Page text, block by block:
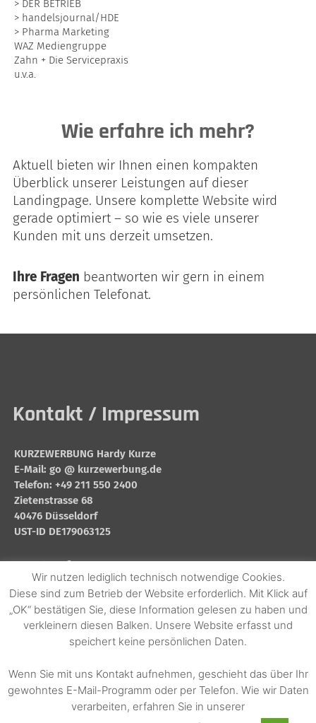
> DER BETRIEB
> handelsjournal/HDE
> Pharma Marketing
WAZ Mediengruppe
Zahn + Die Servicepraxis
u.v.a.
Wie erfahre ich mehr?
Aktuell bieten wir Ihnen einen kompakten
Überblick unserer Leistungen auf dieser
Landingpage. Unsere komplette Website wird
gerade optimiert – so wie es viele unserer
Kunden mit uns derzeit umsetzen.
Ihre Fragen beantworten wir gern in einem
persönlichen Telefonat.
Kontakt / Impressum
KURZEWERBUNG Hardy Kurze
E-Mail: go @ kurzewerbung.de
Telefon: +49 211 550 2400
Zietenstrasse 68
40476 Düsseldorf
UST-ID DE179063125
Copyright © 2025
Impressum>>
Datenschutz>>
Wir nutzen lediglich technisch notwendige Cookies.
Diese sind zum Betrieb der Website erforderlich. Mit Klick auf
„OK“ bestätigen Sie, diese Information gelesen zu haben und
verkleinern diesen Balken. Unsere Website erfasst und
speichert keine persönlichen Daten.
Wenn Sie mit uns Kontakt aufnehmen, geschieht das über Ihr
gewohntes E-Mail-Programm oder per Telefon. Wie wir Daten
verarbeiten, erfahren Sie in unserer